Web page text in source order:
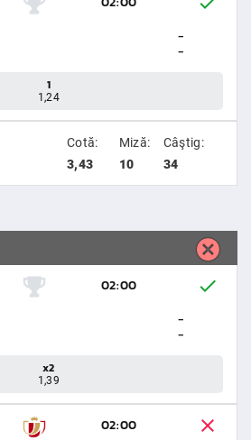
-
-
1
1,24
Cotă:
3,43
Miză:
10
Câştig:
34
02:00
-
-
x2
1,39
02:00